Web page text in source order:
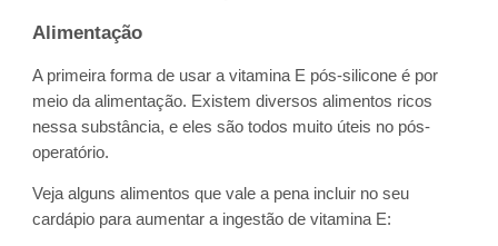
Alimentação
A primeira forma de usar a vitamina E pós-silicone é por
meio da alimentação. Existem diversos alimentos ricos
nessa substância, e eles são todos muito úteis no pós-
operatório.
Veja alguns alimentos que vale a pena incluir no seu
cardápio para aumentar a ingestão de vitamina E: